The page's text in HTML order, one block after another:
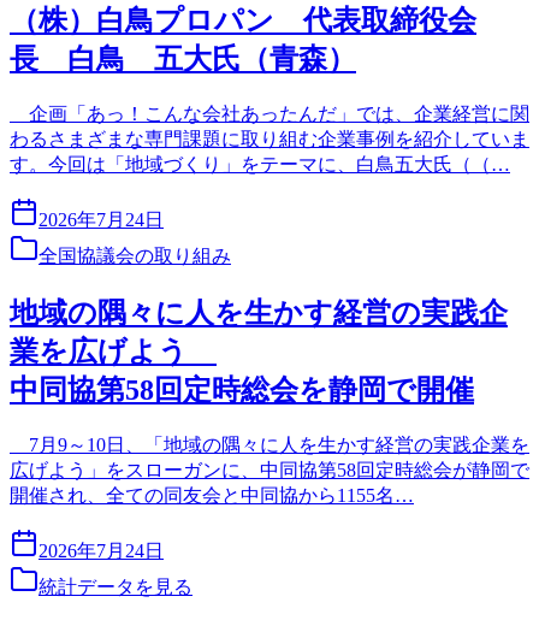
（株）白鳥プロパン 代表取締役会
長 白鳥 五大氏（青森）
企画「あっ！こんな会社あったんだ」では、企業経営に関
わるさまざまな専門課題に取り組む企業事例を紹介していま
す。今回は「地域づくり」をテーマに、白鳥五大氏（（…
2026年7月24日
全国協議会の取り組み
地域の隅々に人を生かす経営の実践企
業を広げよう
中同協第58回定時総会を静岡で開催
7月9～10日、「地域の隅々に人を生かす経営の実践企業を
広げよう」をスローガンに、中同協第58回定時総会が静岡で
開催され、全ての同友会と中同協から1155名…
2026年7月24日
統計データを見る